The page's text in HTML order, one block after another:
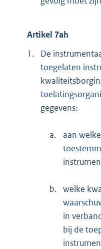
Artikel 7ah
1.
De
toegelaten
gegevens:
a.
aan
b. welke
in
bij de